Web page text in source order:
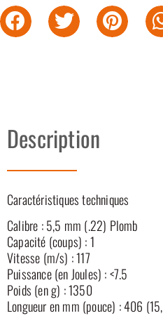
Description
Caractéristiques techniques
Calibre : 5,5 mm (.22) Plomb
Capacité (coups) : 1
Vitesse (m/s) : 117
Puissance (en Joules) : <7.5
Poids (en g) : 1350
Longueur en mm (pouce) : 406